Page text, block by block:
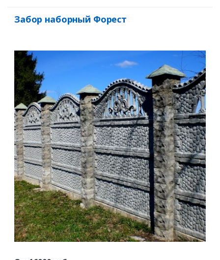
Забор наборный Форест